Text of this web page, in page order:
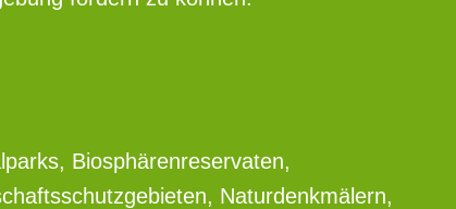
Biosphärenreservaten,
Naturdenkmälern,